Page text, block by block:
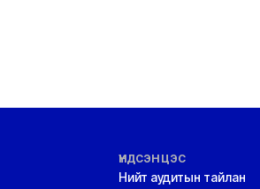
ҮНДСЭН ЦЭС
Нийт аудитын тайлан